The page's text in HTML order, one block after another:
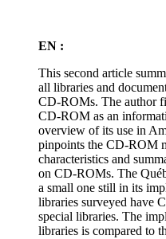
EN :
This second article
all libraries and
CD-ROMs. The author
CD-ROM as an
overview of its use in
pinpoints the CD-ROM
characteristics and
on CD-ROMs. The
a small one still in its
libraries surveyed have
special libraries. The
libraries is compared to